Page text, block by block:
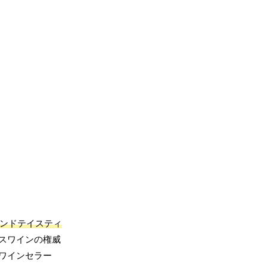
ドテイスティ
ワインの権威
インセラー